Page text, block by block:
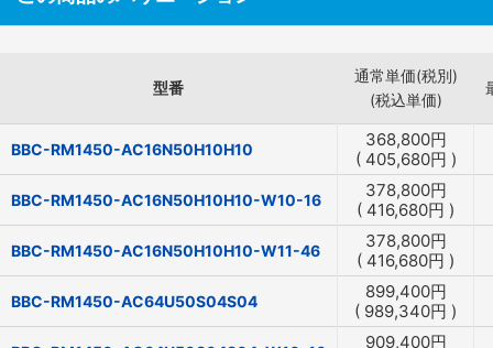
型番
通常単価(税別)
(税込単価)
BBC-RM1450-AC16N50H10H10 368,800円
( 405,680円 )
BBC-RM1450-AC16N50H10H10-W10-16 378,800円
( 416,680円 )
BBC-RM1450-AC16N50H10H10-W11-46 378,800円
( 416,680円 )
BBC-RM1450-AC64U50S04S04 899,400円
( 989,340円 )
909,400円